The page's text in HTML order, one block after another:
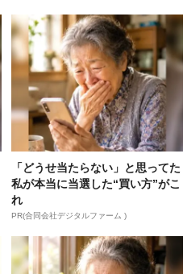
「どうせ当たらない」と思ってた
私が本当に当選した“買い方”がこ
れ
PR(合同会社デジタルファーム )